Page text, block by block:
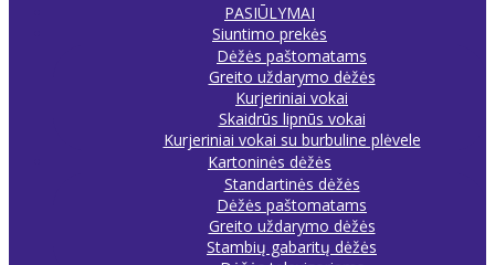
PASIŪLYMAI
Siuntimo prekės
Dėžės paštomatams
Greito uždarymo dėžės
Kurjeriniai vokai
Skaidrūs lipnūs vokai
Kurjeriniai vokai su burbuline plėvele
Kartoninės dėžės
Standartinės dėžės
Dėžės paštomatams
Greito uždarymo dėžės
Stambių gabaritų dėžės